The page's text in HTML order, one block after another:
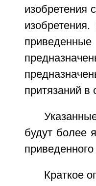
изобретения
притязаний в
будут более
Краткое